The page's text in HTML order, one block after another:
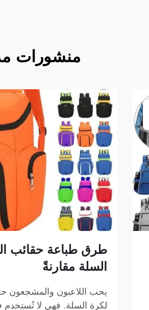
منشورات
طرق طباعة حقائب
السلة مقارنةً
يحب اللاعبون والمشجعون
لكرة السلة. فهي لا